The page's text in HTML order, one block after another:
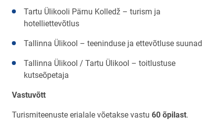
Tartu Ülikooli Pärnu Kolledž – turism ja
hotelliettevõtlus
Tallinna Ülikool – teeninduse ja ettevõtluse suunad
Tallinna Ülikool / Tartu Ülikool – toitlustuse
kutseõpetaja
Vastuvõtt
Turismiteenuste erialale võetakse vastu 60 õpilast.